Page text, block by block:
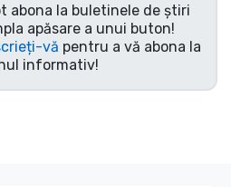
abona la buletinele de știri
apăsare a unui buton!
vă pentru a vă abona la
informativ!